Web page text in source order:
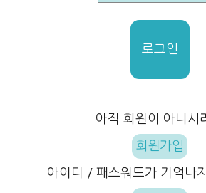
로그인
아직 회원이 아니시
회원가입
아이디 / 패스워드가 기억나